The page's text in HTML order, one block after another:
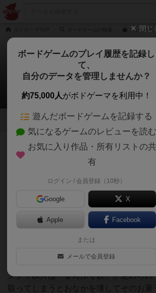
ヘンゼル
ヘンゼルかグレーテ
哀川 勉さんのルール/インスト
4 4
252名 0名 0 5年弱前
①箱から動物の2枚セットのカードを取
ヤーは好きなセットを取ります。うさ
える、りす、ふくろう、ぶたがいます
りません。カードの裏には一方にヘン
レーテルが描かれています。
②お菓子カード、いたずらカードを取り
す。お菓子カードには種類ごとに得点
ンディ以外は「まんぷく数」が定められ
取ってしまうとおなかを壊してそのお
閉じ
ボードゲームのプレイ履歴を記録し
て、
自分のデータを管理しませんか？
約75,000人がボドゲーマを利用中！
遊んだボードゲームを記録する
気になるゲームのレビューを読む
お気に入り作品・所有リストの共
有
ログイン / 会員登録（10秒）
Google X
Apple Facebook
または
メールで会員登録